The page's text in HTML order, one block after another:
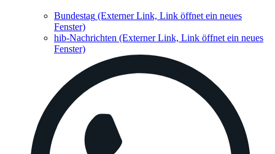
Bundestag (Externer Link, Link öffnet ein neues
Fenster)
hib-Nachrichten (Externer Link, Link öffnet ein neues
Fenster)